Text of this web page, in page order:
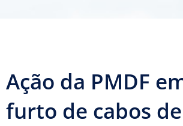
Ação da PMDF
furto de cabos